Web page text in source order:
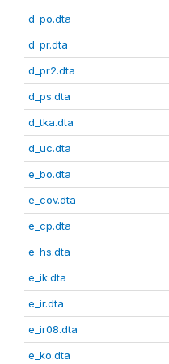
d_po.dta
d_pr.dta
d_pr2.dta
d_ps.dta
d_tka.dta
d_uc.dta
e_bo.dta
e_cov.dta
e_cp.dta
e_hs.dta
e_ik.dta
e_ir.dta
e_ir08.dta
e_ko.dta